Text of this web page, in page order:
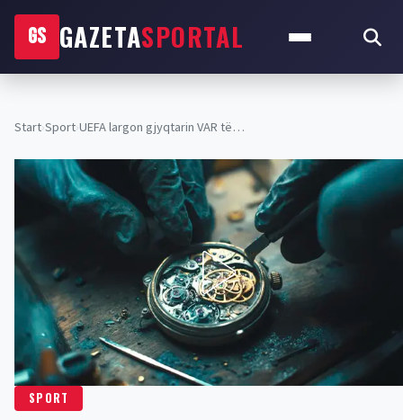
GS GAZETASPORTAL
Start›Sport›UEFA largon gjyqtarin VAR të…
SPORT